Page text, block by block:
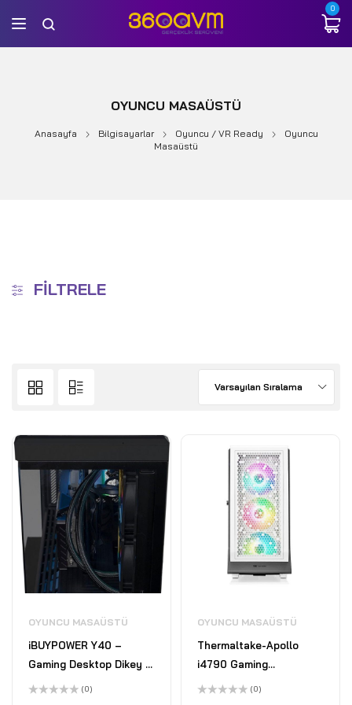
0
OYUNCU MASAÜSTÜ
Anasayfa Bilgisayarlar Oyuncu / VR Ready
Oyuncu
Masaüstü
FILTRELE
Varsayılan Sıralama
OYUNCU MASAÜSTÜ
iBUYPOWER Y40 –
Gaming Desktop Dikey –
Intel Core i7-13700KF –
(0)
OYUNCU MASAÜSTÜ
Thermaltake-Apollo
i4790 Gaming
Masaüstü-Intel Core i9-
(0)